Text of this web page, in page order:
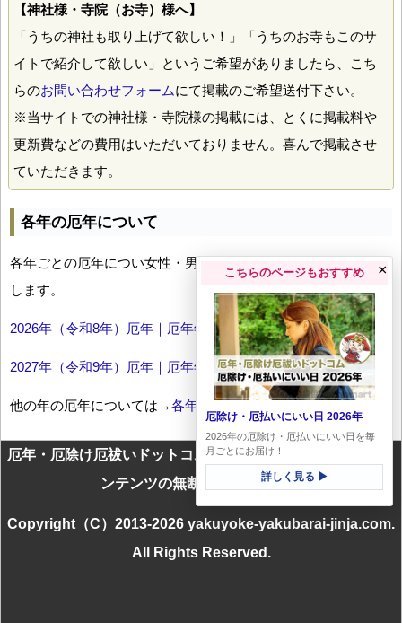
【神社様・寺院（お寺）様へ】
「うちの神社も取り上げて欲しい！」「うちのお寺もこのサ
イトで紹介して欲しい」というご希望がありましたら、こち
らのお問い合わせフォームにて掲載のご希望送付下さい。
※当サイトでの神社様・寺院様の掲載には、とくに掲載料や
更新費などの費用はいただいておりません。喜んで掲載させ
ていただきます。
各年の厄年について
各年ごとの厄年につい女性・男性の年齢早見表とともにお伝え
します。
2026年（令和8年）厄年｜厄年年齢早見表
2027年（令和9年）厄年｜厄年年齢早見表
他の年の厄年については→各年厄年一覧
厄年・厄除け厄祓いドットコムに掲載のテキスト・画像等コ
ンテンツの無断転載を禁じます
Copyright（C）2013-2026 yakuyoke-yakubarai-jinja.com.
All Rights Reserved.
こちらのページもおすすめ
厄除け・厄払いにいい日 2026年
2026年の厄除け・厄払いにいい日を毎
月ごとにお届け！
詳しく見る ▶
×